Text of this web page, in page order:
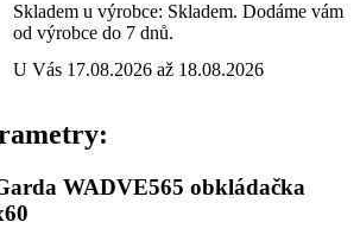
Skladem u výrobce: Skladem. Dodáme vám
od výrobce do 7 dnů.
U Vás 17.08.2026 až 18.08.2026
WADVE565 obkládačka